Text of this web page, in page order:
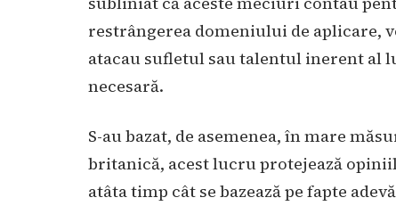
restrângerea domeniului de aplicare,
atacau sufletul sau talentul inerent al
necesară.
S-au bazat, de asemenea, în mare
britanică, acest lucru protejează
atâta timp cât se bazează pe fapte